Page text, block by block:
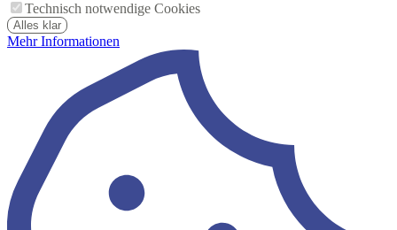
Technisch notwendige Cookies
Alles klar
Mehr Informationen